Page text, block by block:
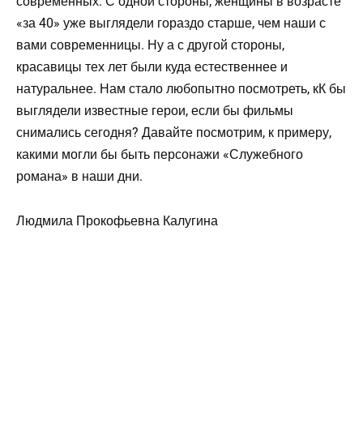
«за 40» уже выглядели гораздо старше, чем наши с
вами современницы. Ну а с другой стороны,
красавицы тех лет были куда естественнее и
натуральнее. Нам стало любопытно посмотреть, кК бы
выглядели известные герои, если бы фильмы
снимались сегодня? Давайте посмотрим, к примеру,
какими могли бы быть персонажи «Служебного
романа» в наши дни.
Людмила Прокофьевна Калугина